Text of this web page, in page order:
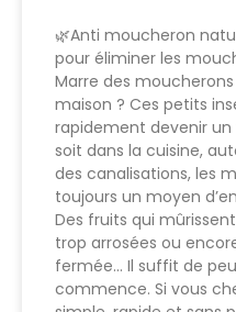
🌿Anti moucheron
pour éliminer les
Marre des
maison ? Ces petits
rapidement devenir
soit dans la cuisine,
des canalisations, les
toujours un moyen
Des fruits qui
trop arrosées ou
fermée… Il suffit de
commence. Si vous